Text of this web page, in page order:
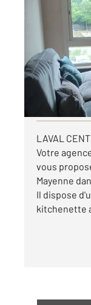
LAVAL 53
2, 1
Ref : 13094
415
par mois
Visiter le site
LAVAL
Votre
vous
Mayenne
Il dispose
kitchenette